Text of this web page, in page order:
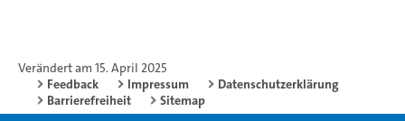
Verändert am 15. April 2025
Feedback
Impressum
Datenschutzerklärung
Barrierefreiheit
Sitemap